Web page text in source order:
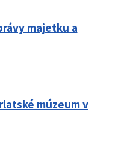
majetku a
múzeum v